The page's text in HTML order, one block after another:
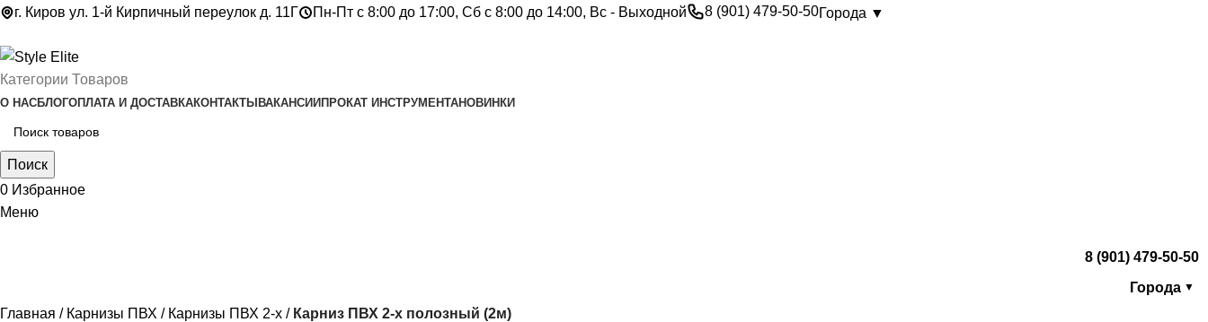
г. Киров ул. 1-й Кирпичный переулок д. 11Г Пн-Пт с 8:00 до 17:00, Сб с 8:00 до 14:00, Вс - Выходной 8 (901) 479-50-50Города ▼
Категории Товаров
О НАСБЛОГОПЛАТА И ДОСТАВКАКОНТАКТЫ ВАКАНСИИ ПРОКАТ ИНСТРУМЕНТАНОВИНКИ
Поиск
0 Избранное
Меню
8 (901) 479-50-50
Города ▼
Главная Карнизы ПВХ Карнизы ПВХ 2-х Карниз ПВХ 2-х полозный (2м)